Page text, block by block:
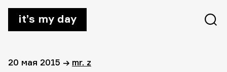
it’s my day
20 мая 2015 → mr. z